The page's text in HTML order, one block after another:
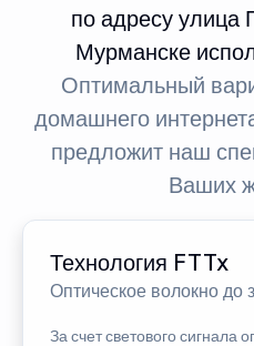
по адресу
Мурманске
Оптимальный
домашнего
предложит наш
Ваших
Технология FTTx
Оптическое волокно до
За счет светового сигнала